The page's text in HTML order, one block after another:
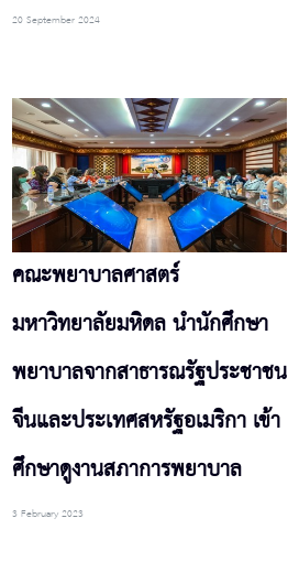
20 September 2024
คณะพยาบาลศาสตร์
มหาวิทยาลัยมหิดล นำนักศึกษา
พยาบาลจากสาธารณรัฐประชาชน
จีนและประเทศสหรัฐอเมริกา เข้า
ศึกษาดูงานสภาการพยาบาล
3 February 2023